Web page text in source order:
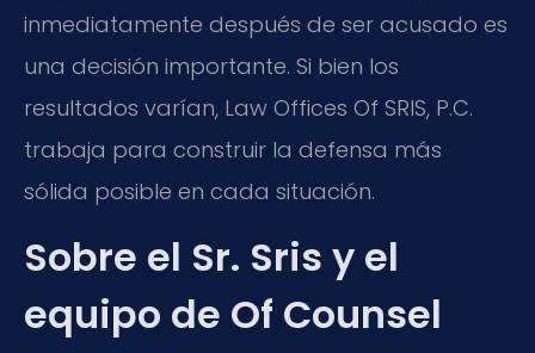
inmediatamente después de ser acusado es
una decisión importante. Si bien los
resultados varían, Law Offices Of SRIS, P.C.
trabaja para construir la defensa más
sólida posible en cada situación.
Sobre el Sr. Sris y el
equipo de Of Counsel